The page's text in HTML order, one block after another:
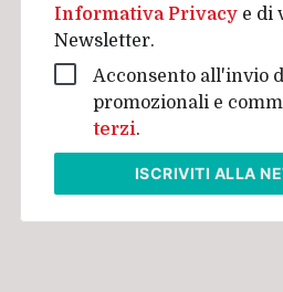
Informativa Privacy e di
Newsletter.
Acconsento all'invio
promozionali e
terzi.
ISCRIVITI ALLA